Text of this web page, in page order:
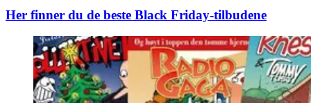
Her finner du de beste Black Friday-tilbudene